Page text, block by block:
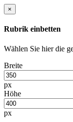
×
Rubrik einbetten
Wählen Sie hier die
Breite
px
Höhe
px